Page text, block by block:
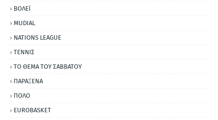
ΒΟΛΕΪ
MUDIAL
NATIONS LEAGUE
ΤΕΝΝΙΣ
ΤΟ ΘΕΜΑ ΤΟΥ ΣΑΒΒΑΤΟΥ
ΠΑΡΑΞΕΝΑ
ΠΟΛΟ
EUROBASKET